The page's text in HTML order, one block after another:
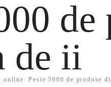
de ii
Peste 5000 de produse